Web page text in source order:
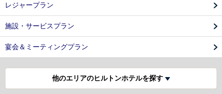
レジャープラン
施設・サービスプラン
宴会＆ミーティングプラン
他のエリアのヒルトンホテルを探す